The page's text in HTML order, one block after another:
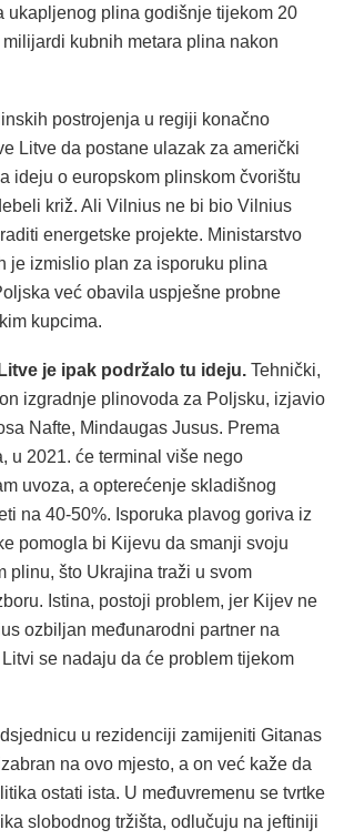
ukapljenog plina godišnje tijekom 20
kubnih metara plina nakon
postrojenja u regiji konačno
Litve da postane ulazak za američki
ideju o europskom plinskom čvorištu
križ. Ali Vilnius ne bi bio Vilnius
energetske projekte. Ministarstvo
je izmislio plan za isporuku plina
već obavila uspješne probne
kupcima.
je ipak podržalo tu ideju. Tehnički,
izgradnje plinovoda za Poljsku, izjavio
Nafte, Mindaugas Jusus. Prema
u 2021. će terminal više nego
uvoza, a opterećenje skladišnog
na 40-50%. Isporuka plavog goriva iz
pomogla bi Kijevu da smanji svoju
plinu, što Ukrajina traži u svom
Istina, postoji problem, jer Kijev ne
ozbiljan međunarodni partner na
se nadaju da će problem tijekom
u rezidenciji zamijeniti Gitanas
na ovo mjesto, a on već kaže da
ostati ista. U međuvremenu se tvrtke
slobodnog tržišta, odlučuju na jeftiniji